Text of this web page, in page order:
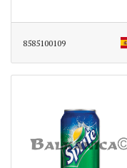
8585100109